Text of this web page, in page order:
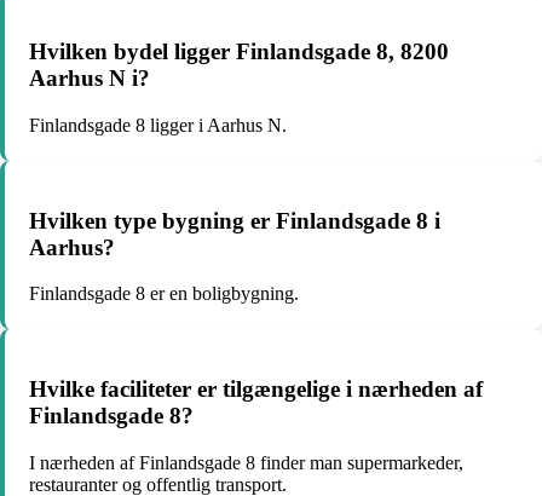
Hvilken bydel ligger Finlandsgade 8, 8200
Aarhus N i?
Finlandsgade 8 ligger i Aarhus N.
Hvilken type bygning er Finlandsgade 8 i
Aarhus?
Finlandsgade 8 er en boligbygning.
Hvilke faciliteter er tilgængelige i nærheden af
Finlandsgade 8?
I nærheden af Finlandsgade 8 finder man supermarkeder,
restauranter og offentlig transport.